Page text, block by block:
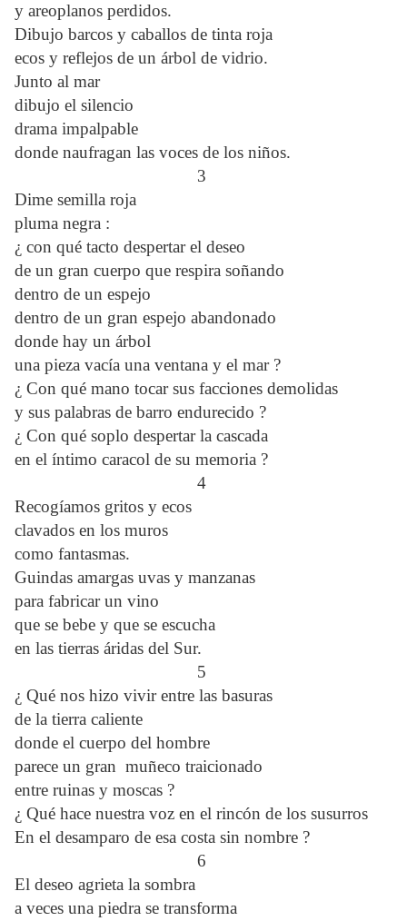
y areoplanos perdidos.
Dibujo barcos y caballos de tinta roja
ecos y reflejos de un árbol de vidrio.
Junto al mar
dibujo el silencio
drama impalpable
donde naufragan las voces de los niños.
3
Dime semilla roja
pluma negra :
¿ con qué tacto despertar el deseo
de un gran cuerpo que respira soñando
dentro de un espejo
dentro de un gran espejo abandonado
donde hay un árbol
una pieza vacía una ventana y el mar ?
¿ Con qué mano tocar sus facciones demolidas
y sus palabras de barro endurecido ?
¿ Con qué soplo despertar la cascada
en el íntimo caracol de su memoria ?
4
Recogíamos gritos y ecos
clavados en los muros
como fantasmas.
Guindas amargas uvas y manzanas
para fabricar un vino
que se bebe y que se escucha
en las tierras áridas del Sur.
5
¿ Qué nos hizo vivir entre las basuras
de la tierra caliente
donde el cuerpo del hombre
parece un gran muñeco traicionado
entre ruinas y moscas ?
¿ Qué hace nuestra voz en el rincón de los susurros
En el desamparo de esa costa sin nombre ?
6
El deseo agrieta la sombra
a veces una piedra se transforma